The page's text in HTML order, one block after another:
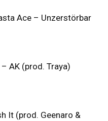
Ace – Unzerstörbar
AK (prod. Traya)
It (prod. Geenaro &